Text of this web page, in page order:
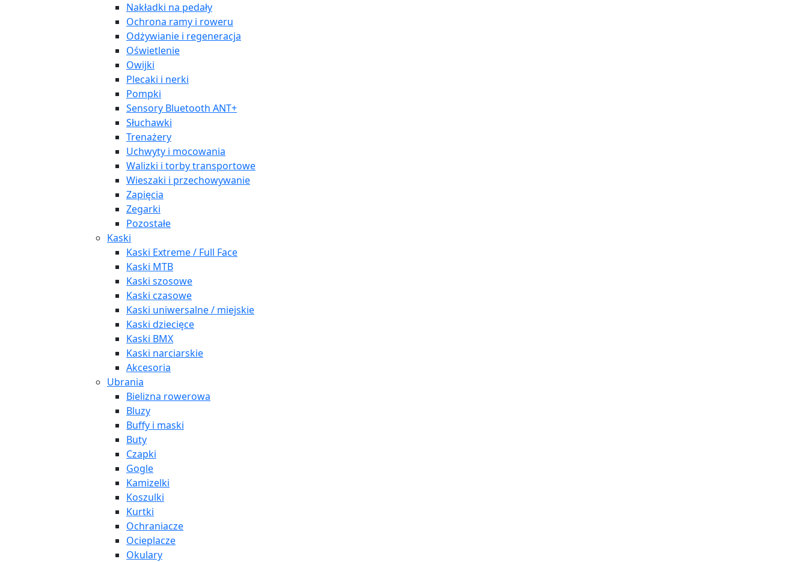
Nakładki na pedały
Ochrona ramy i roweru
Odżywianie i regeneracja
Oświetlenie
Owijki
Plecaki i nerki
Pompki
Sensory Bluetooth ANT+
Słuchawki
Trenażery
Uchwyty i mocowania
Walizki i torby transportowe
Wieszaki i przechowywanie
Zapięcia
Zegarki
Pozostałe
Kaski
Kaski Extreme / Full Face
Kaski MTB
Kaski szosowe
Kaski czasowe
Kaski uniwersalne / miejskie
Kaski dziecięce
Kaski BMX
Kaski narciarskie
Akcesoria
Ubrania
Bielizna rowerowa
Bluzy
Buffy i maski
Buty
Czapki
Gogle
Kamizelki
Koszulki
Kurtki
Ochraniacze
Ocieplacze
Okulary